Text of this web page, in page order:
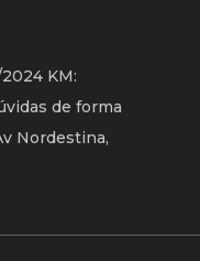
KM:
de forma
Nordestina,